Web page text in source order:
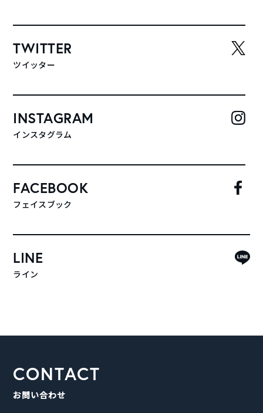
TWITTER
ツイッター
INSTAGRAM
インスタグラム
FACEBOOK
フェイスブック
LINE
ライン
CONTACT
お問い合わせ